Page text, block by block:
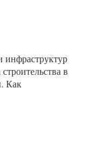
инфраструктур
в
Как